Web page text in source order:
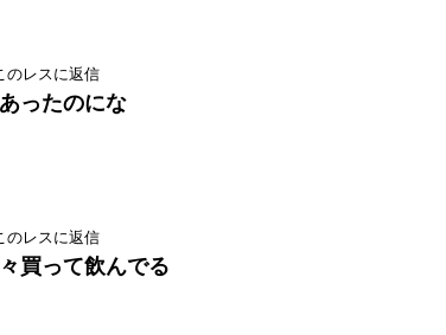
のレスに返信
ったのにな
のレスに返信
買って飲んでる